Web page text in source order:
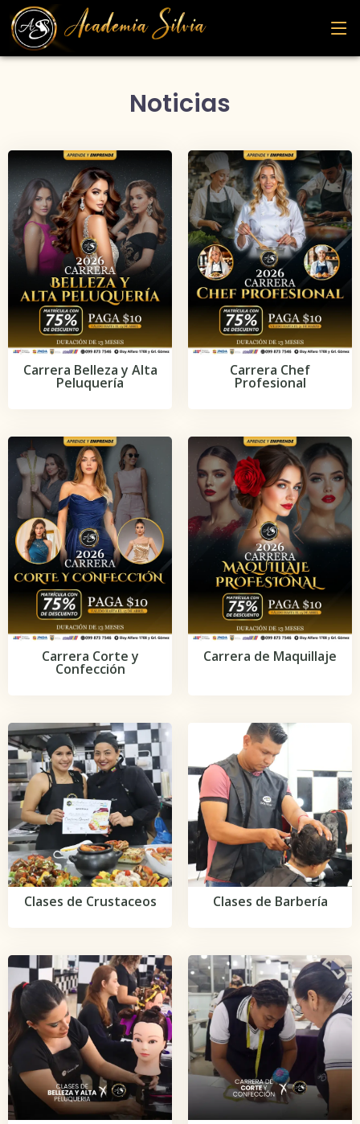
Noticias
Carrera Belleza y Alta
Peluquería
Carrera Chef
Profesional
Carrera Corte y
Confección
Carrera de Maquillaje
Clases de Crustaceos Clases de Barbería